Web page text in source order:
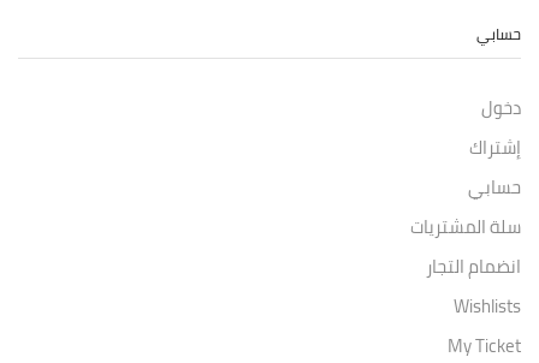
حسابي
دخول
إشتراك
حسابي
سلة المشتريات
انضمام التجار
Wishlists
My Ticket